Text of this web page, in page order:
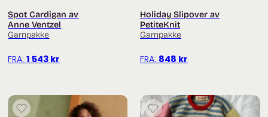
Trenger du hjelp med oppskriften? Titt innom
Fru Kvist – strikkegruppe for
Du finner flere garnpakker fra PetiteKnit
Spot Cardigan av
Anne Ventzel
Garnpakke
FRA:1 543 kr
Holiday Slipover av
PetiteKnit
Garnpakke
FRA: 848 kr